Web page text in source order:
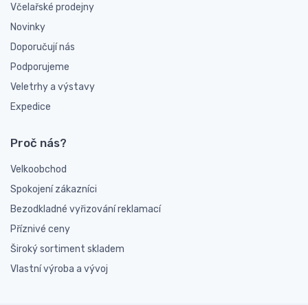
Včelařské prodejny
Novinky
Doporučují nás
Podporujeme
Veletrhy a výstavy
Expedice
Proč nás?
Velkoobchod
Spokojení zákazníci
Bezodkladné vyřizování reklamací
Příznivé ceny
Široký sortiment skladem
Vlastní výroba a vývoj